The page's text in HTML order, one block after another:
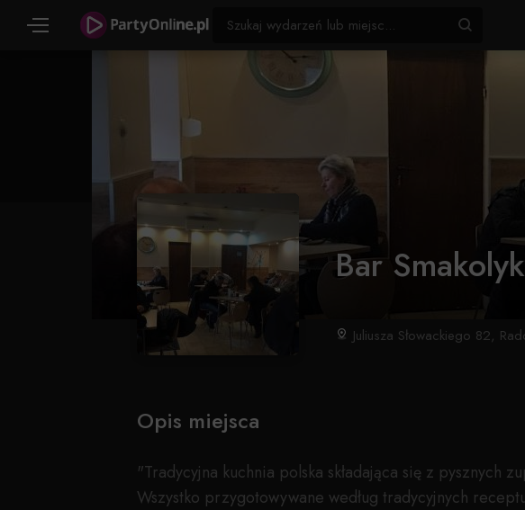
Bar Smakolyk
Juliusza Słowackiego 82,
Opis miejsca
"Tradycyjna kuchnia polska składająca się z pysznych
Wszystko przygotowywane według tradycyjnych